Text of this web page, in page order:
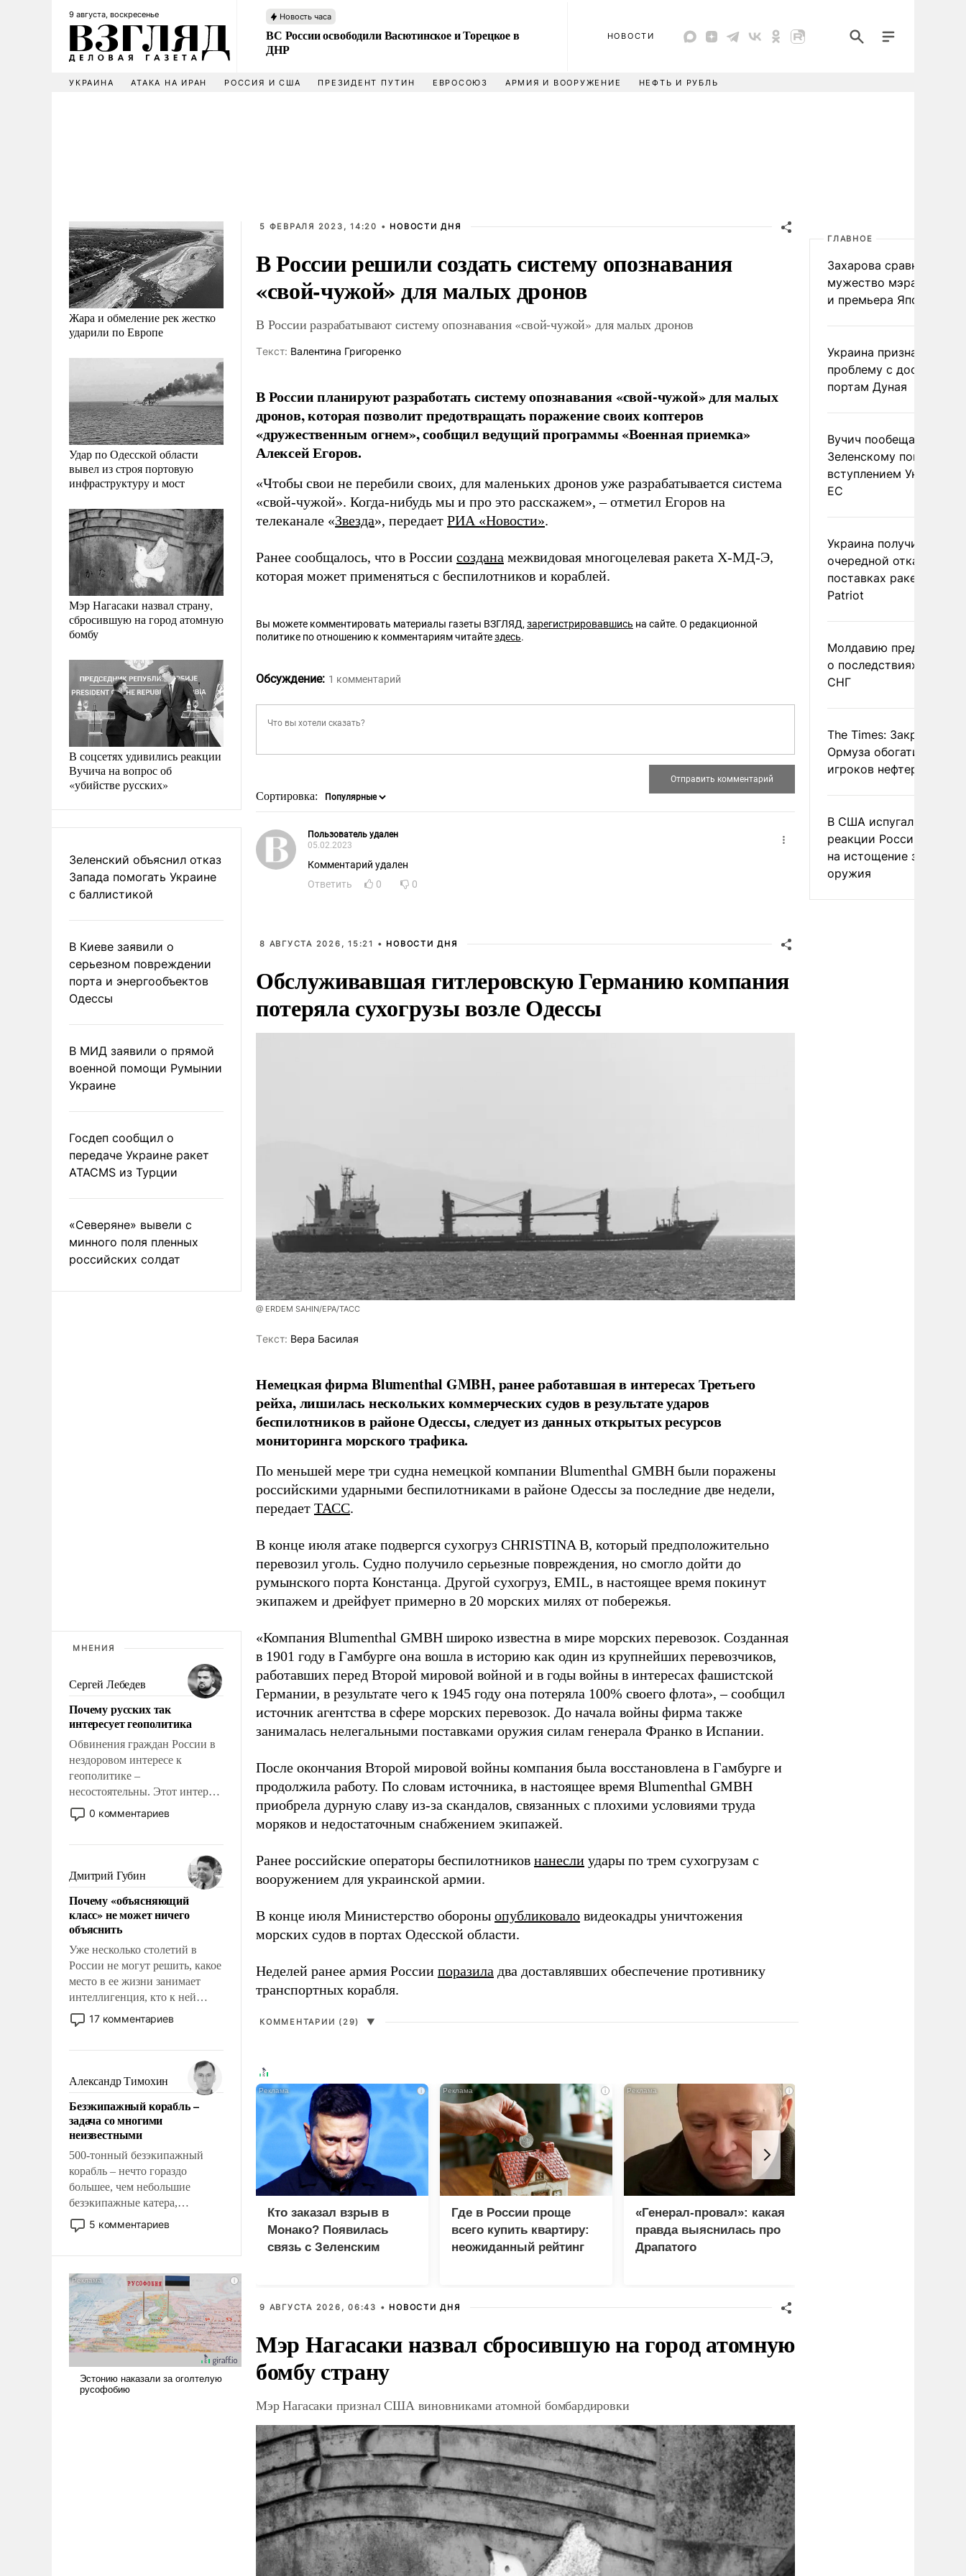
9 августа, воскресенье Новость часа
ВС России освободили Васютинское и Торецкое в
ДНР
НОВОСТИ
УКРАИНА АТАКА НА ИРАН РОССИЯ И США ПРЕЗИДЕНТ ПУТИН ЕВРОСОЮЗ АРМИЯ И ВООРУЖЕНИЕ НЕФТЬ И РУБЛЬ
Жара и обмеление рек жестко
ударили по Европе
Удар по Одесской области
вывел из строя портовую
инфраструктуру и мост
Мэр Нагасаки назвал страну,
сбросившую на город атомную
бомбу
В соцсетях удивились реакции
Вучича на вопрос об
«убийстве русских»
Зеленский объяснил отказ
Запада помогать Украине
с баллистикой
В Киеве заявили о
серьезном повреждении
порта и энергообъектов
Одессы
В МИД заявили о прямой
военной помощи Румынии
Украине
Госдеп сообщил о
передаче Украине ракет
ATACMS из Турции
«Северяне» вывели с
минного поля пленных
российских солдат
МНЕНИЯ
Сергей Лебедев
Почему русских так
интересует геополитика
Обвинения граждан России в
нездоровом интересе к
геополитике –
несостоятельны. Этот интерес
рационален и прагматичен. Он
обусловлен тысячелетним
фундаментальным знанием,
что мировая политика имеет
свойство заявляться на порог
нашего дома.
0 комментариев
Дмитрий Губин
Почему «объясняющий
класс» не может ничего
объяснить
Уже несколько столетий в
России не могут решить, какое
место в ее жизни занимает
интеллигенция, кто к ней
принадлежит, а кого из нее
исключили с правом
чем она отличается от просто
образованных людей. Иногда
казалось, что эти вопросы
решены раз и навсегда, но –
нет, не решены.
17 комментариев
Александр Тимохин
Безэкипажный корабль –
задача со многими
неизвестными
500-тонный безэкипажный
корабль – нечто гораздо
большее, чем небольшие
безэкипажные катера,
применение которых уже
стало обыденностью. Задача по
и ее реализация радикально
поднимет наши боевые
возможности.
5 комментариев
5 ФЕВРАЛЯ 2023, 14:20 • НОВОСТИ ДНЯ
В России решили создать систему опознавания
«свой-чужой» для малых дронов
В России разрабатывают систему опознавания «свой-чужой» для малых дронов
Tекст: Валентина Григоренко
В России планируют разработать систему опознавания «свой-чужой» для малых
дронов, которая позволит предотвращать поражение своих коптеров
«дружественным огнем», сообщил ведущий программы «Военная приемка»
Алексей Егоров.
«Чтобы свои не перебили своих, для маленьких дронов уже разрабатывается система
«свой-чужой». Когда-нибудь мы и про это расскажем», – отметил Егоров на
телеканале «Звезда», передает РИА «Новости».
Ранее сообщалось, что в России создана межвидовая многоцелевая ракета Х-МД-Э,
которая может применяться с беспилотников и кораблей.
Вы можете комментировать материалы газеты ВЗГЛЯД, зарегистрировавшись на сайте. О редакционной
политике по отношению к комментариям читайтездесь.
Обсуждение: 1 комментарий
Сортировка:
Пользователь удален
05.02.2023
Комментарий удален
Ответить
0 0
8 АВГУСТА 2026, 15:21 • НОВОСТИ ДНЯ
Обслуживавшая гитлеровскую Германию компания
потеряла сухогрузы возле Одессы
@ ERDEM SAHIN/EPA/ТАСС
Tекст: Вера Басилая
Немецкая фирма Blumenthal GMBH, ранее работавшая в интересах Третьего
рейха, лишилась нескольких коммерческих судов в результате ударов
беспилотников в районе Одессы, следует из данных открытых ресурсов
мониторинга морского трафика.
По меньшей мере три судна немецкой компании Blumenthal GMBH были поражены
российскими ударными беспилотниками в районе Одессы за последние две недели,
передает ТАСС.
В конце июля атаке подвергся сухогруз CHRISTINA B, который предположительно
перевозил уголь. Судно получило серьезные повреждения, но смогло дойти до
румынского порта Констанца. Другой сухогруз, EMIL, в настоящее время покинут
экипажем и дрейфует примерно в 20 морских милях от побережья.
«Компания Blumenthal GMBH широко известна в мире морских перевозок. Созданная
в 1901 году в Гамбурге она вошла в историю как один из крупнейших перевозчиков,
работавших перед Второй мировой войной и в годы войны в интересах фашистской
Германии, в результате чего к 1945 году она потеряла 100% своего флота», – сообщил
источник агентства в сфере морских перевозок. До начала войны фирма также
занималась нелегальными поставками оружия силам генерала Франко в Испании.
После окончания Второй мировой войны компания была восстановлена в Гамбурге и
продолжила работу. По словам источника, в настоящее время Blumenthal GMBH
приобрела дурную славу из-за скандалов, связанных с плохими условиями труда
моряков и недостаточным снабжением экипажей.
Ранее российские операторы беспилотников нанесли удары по трем сухогрузам с
вооружением для украинской армии.
В конце июля Министерство обороны опубликовало видеокадры уничтожения
морских судов в портах Одесской области.
Неделей ранее армия России поразила два доставлявших обеспечение противнику
транспортных корабля.
КОММЕНТАРИИ (29) ▼
i
Кто заказал взрыв в
Монако? Появилась
связь с Зеленским
i
Где в России проще
всего купить квартиру:
неожиданный рейтинг
i
«Генерал-провал»: какая
правда выяснилась про
Драпатого
9 АВГУСТА 2026, 06:43 • НОВОСТИ ДНЯ
Мэр Нагасаки назвал сбросившую на город атомную
бомбу страну
Мэр Нагасаки признал США виновниками атомной бомбардировки
ГЛАВНОЕ
Захарова сравнила
мужество мэра
и премьера Японии
Украина признала
проблему с доступом к
портам Дуная
Вучич пообещал
Зеленскому помочь со
вступлением Украины в
ЕС
Украина получила
очередной отказ в
поставках ракет для
Patriot
Молдавию
о последствиях выхода
СНГ
The Times: Закрытие
Ормуза обогатило
игроков нефтерынка
В США испугались
реакции России и
на истощение запасов
оружия